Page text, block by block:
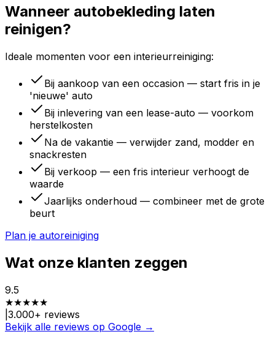
Wanneer autobekleding laten
reinigen?
Ideale momenten voor een interieurreiniging:
Bij aankoop van een occasion — start fris in je
'nieuwe' auto
Bij inlevering van een lease-auto — voorkom
herstelkosten
Na de vakantie — verwijder zand, modder en
snackresten
Bij verkoop — een fris interieur verhoogt de
waarde
Jaarlijks onderhoud — combineer met de grote
beurt
Plan je autoreiniging
Wat onze klanten zeggen
9.5
★★★★★
3.000+ reviews
Bekijk alle reviews op Google →